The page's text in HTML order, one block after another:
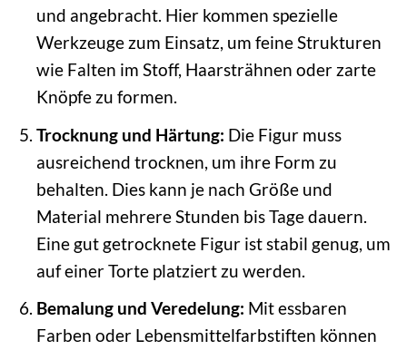
und angebracht. Hier kommen spezielle
Werkzeuge zum Einsatz, um feine Strukturen
wie Falten im Stoff, Haarsträhnen oder zarte
Knöpfe zu formen.
Trocknung und Härtung: Die Figur muss
ausreichend trocknen, um ihre Form zu
behalten. Dies kann je nach Größe und
Material mehrere Stunden bis Tage dauern.
Eine gut getrocknete Figur ist stabil genug, um
auf einer Torte platziert zu werden.
Bemalung und Veredelung: Mit essbaren
Farben oder Lebensmittelfarbstiften können